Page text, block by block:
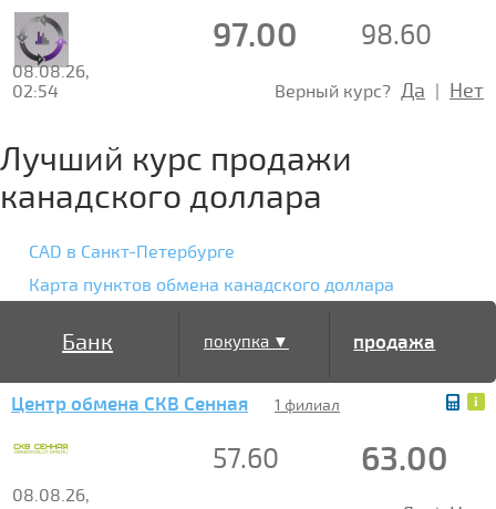
97.00 98.60
08.08.26,
02:54
Верный курс? Да | Нет
Лучший курс продажи
канадского доллара
CAD в Санкт-Петербурге
Карта пунктов обмена канадского доллара
Банк покупка ▼ продажа
Центр обмена СКВ Сенная 1 филиал
57.60 63.00
08.08.26,